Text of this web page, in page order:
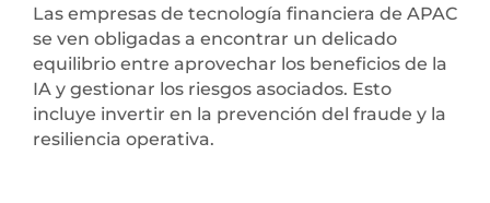
Las empresas de tecnología financiera de APAC
se ven obligadas a encontrar un delicado
equilibrio entre aprovechar los beneficios de la
IA y gestionar los riesgos asociados. Esto
incluye invertir en la prevención del fraude y la
resiliencia operativa.